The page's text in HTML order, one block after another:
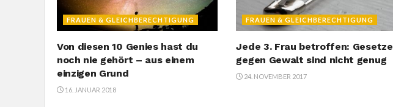
FRAUEN & GLEICHBERECHTIGUNG
Von diesen 10 Genies hast du
noch nie gehört – aus einem
einzigen Grund
16. JANUAR 2018
FRAUEN & GLEICHBERECHTIGUNG
Jede 3. Frau betroffen: Gesetze
gegen Gewalt sind nicht genug
24. NOVEMBER 2017